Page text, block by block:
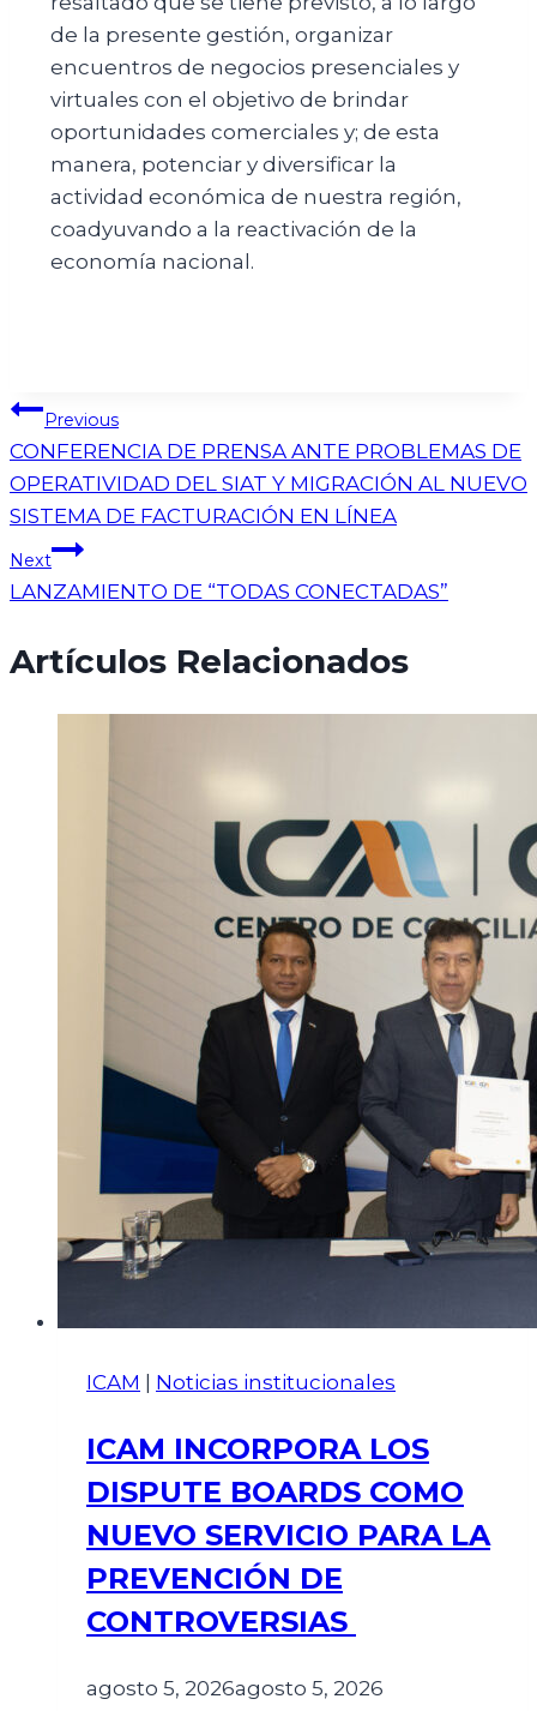
de la presente gestión, organizar
encuentros de negocios presenciales y
virtuales con el objetivo de brindar
oportunidades comerciales y; de esta
manera, potenciar y diversificar la
actividad económica de nuestra región,
coadyuvando a la reactivación de la
economía nacional.
Previous
CONFERENCIA DE PRENSA ANTE PROBLEMAS DE
OPERATIVIDAD DEL SIAT Y MIGRACIÓN AL NUEVO
SISTEMA DE FACTURACIÓN EN LÍNEA
Next
LANZAMIENTO DE “TODAS CONECTADAS”
Artículos Relacionados
ICAM Noticias institucionales
ICAM INCORPORA LOS
DISPUTE BOARDS COMO
NUEVO SERVICIO PARA LA
PREVENCIÓN DE
CONTROVERSIAS
agosto 5, 2026agosto 5, 2026